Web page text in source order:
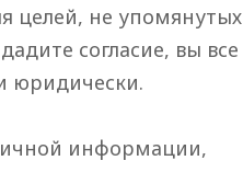
целей, не упомянутых
согласие, вы все
юридически.
информации,